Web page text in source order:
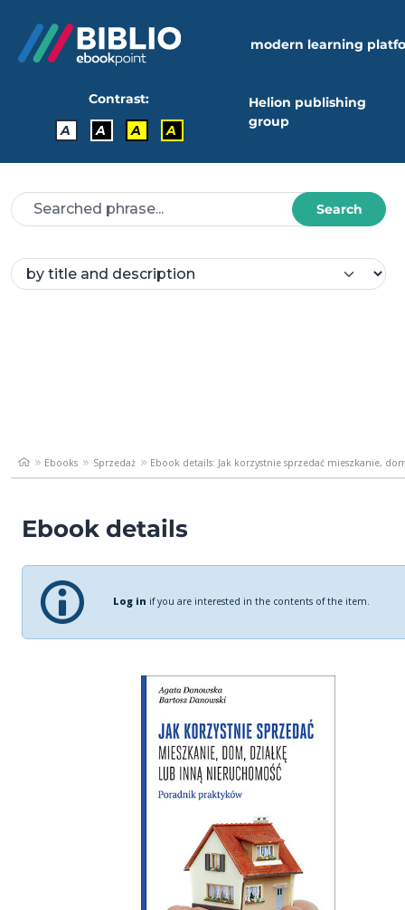
modern learning
Contrast:
A
A A A
Helion publishing
group
Search
Ebooks Sprzedaż Ebook details: Jak korzystnie sprzedać mieszkanie,
Ebook details
Log in if you are interested in the contents of the item.